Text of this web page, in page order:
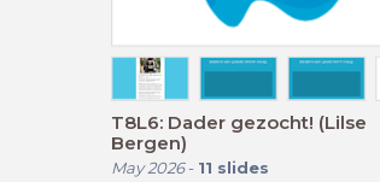
T8L6: Dader gezocht! (Lilse
Bergen)
May 2026- 11 slides